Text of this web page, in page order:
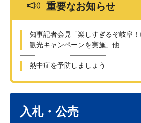
重要なお知らせ
知事記者会見「楽しすぎるぞ岐阜
観光キャンペーンを実施」他
熱中症を予防しましょう
入札・公売